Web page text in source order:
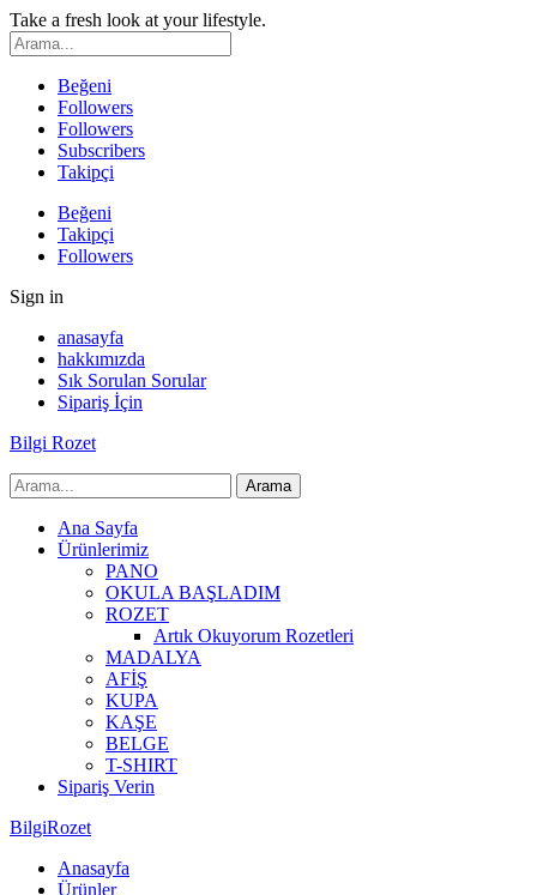
Take a fresh look at your lifestyle.
Beğeni
Followers
Followers
Subscribers
Takipçi
Beğeni
Takipçi
Followers
Sign in
anasayfa
hakkımızda
Sık Sorulan Sorular
Sipariş İçin
Bilgi Rozet
Ana Sayfa
Ürünlerimiz
PANO
OKULA BAŞLADIM
ROZET
Artık Okuyorum Rozetleri
MADALYA
AFİŞ
KUPA
KAŞE
BELGE
T-SHIRT
Sipariş Verin
BilgiRozet
Anasayfa
Ürünler